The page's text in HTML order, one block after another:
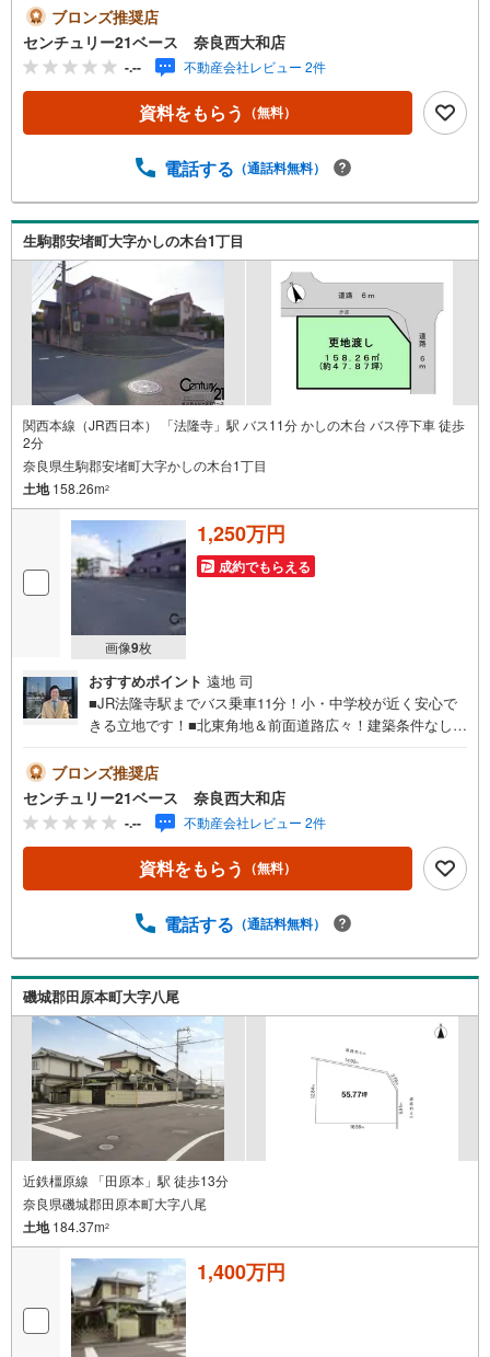
仕事終わりのお時間でもご見学可！・今から見たい！とい
うお声にもご対応できます！◇住宅ローンもお任せくださ
い！◇・提携銀行多数あり（地方銀行・都市銀行・信用金
庫etc）・優遇後適用金利 0.875％～（審査内容により異な
ります）--- ◇◇ Yahoo！不動産キャンペーン対象店舗 ◇◇
----当店で物件を成約いただくとPayPayボーナスライトが
象になります。「資料をもらう」「見学予約をする」から
のうえお問い合わせください。-----------------------------
ブロンズ推奨店
センチュリー21ベース 奈良西大和店
-.-- 不動産会社レビュー 2件
資料をもらう （無料）
電話する （通話料無料）
生駒郡安堵町大字かしの木台1丁目
関西本線（JR西日本） 「法隆寺」駅 バス11分 かしの木台 バス停下車 徒歩
2分
奈良県生駒郡安堵町大字かしの木台1丁目
土地158.26m2
画像9枚
1,250万円
成約でもらえる
おすすめポイント 遠地 司
■JR法隆寺駅までバス乗車11分！小・中学校が近く安心で
きる立地です！■北東角地＆前面道路広々！建築条件なしで
日も休まず営業中！・お仕事終わりのお時間でもご見学
可！・今から見たい！というお声にもご対応できます！◇
住宅ローンもお任せください！◇・提携銀行多数あり（地
方銀行・都市銀行・信用金庫etc）・優遇後適用金利 0.87
5％～（審査内容により異なります）--- ◇◇ Yahoo！不動
産キャンペーン対象店舗 ◇◇ ----当店で物件を成約いただ
件ご成約キャンペーン】の対象になります。「資料をもら
ahoo！ JAPAN IDでログインのうえお問い合わせくださ
い。-----------------------------
ブロンズ推奨店
センチュリー21ベース 奈良西大和店
-.-- 不動産会社レビュー 2件
資料をもらう （無料）
電話する （通話料無料）
磯城郡田原本町大字八尾
近鉄橿原線 「田原本」駅 徒歩13分
奈良県磯城郡田原本町大字八尾
土地184.37m2
1,400万円